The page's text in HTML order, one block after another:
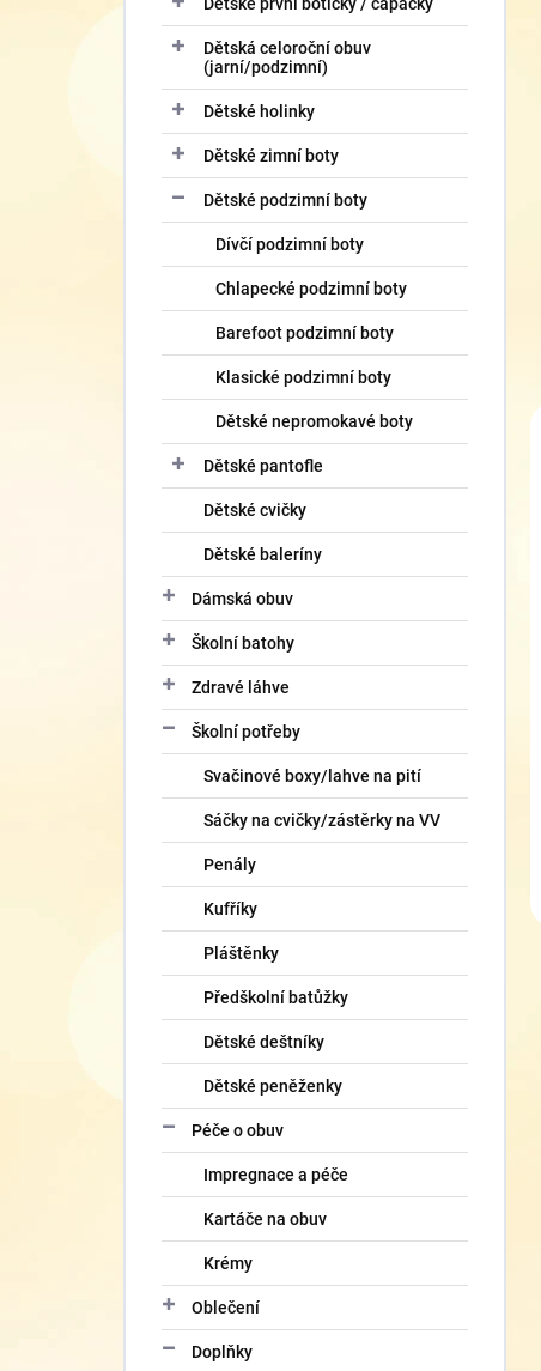
Dětská celoroční obuv
(jarní/podzimní)
Dětské holinky
Dětské zimní boty
Dětské podzimní boty
Dívčí podzimní boty
Chlapecké podzimní boty
Barefoot podzimní boty
Klasické podzimní boty
Dětské nepromokavé boty
Dětské pantofle
Dětské cvičky
Dětské baleríny
Dámská obuv
Školní batohy
Zdravé láhve
Školní potřeby
Svačinové boxy/lahve na pití
Sáčky na cvičky/zástěrky na VV
Penály
Kufříky
Pláštěnky
Předškolní batůžky
Dětské deštníky
Dětské peněženky
Péče o obuv
Impregnace a péče
Kartáče na obuv
Krémy
Oblečení
Doplňky